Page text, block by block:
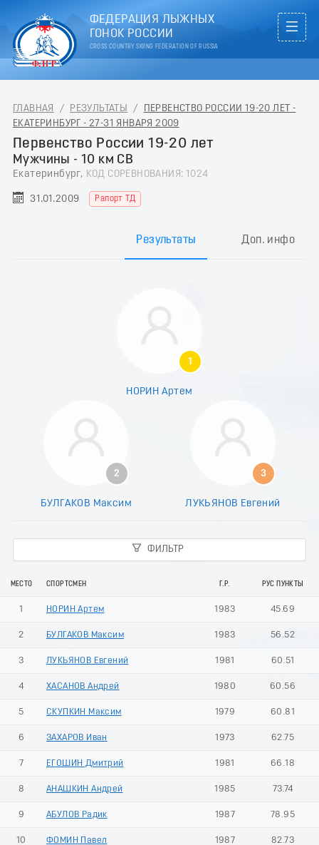
ФЕДЕРАЦИЯ ЛЫЖНЫХ
ГОНОК РОССИИ
CROSS COUNTRY SKIING FEDERATION OF RUSSIA
ГЛАВНАЯ / РЕЗУЛЬТАТЫ /
ПЕРВЕНСТВО РОССИИ 19-20 ЛЕТ -
ЕКАТЕРИНБУРГ - 27-31 ЯНВАРЯ 2009
Первенство России 19-20 лет
Мужчины - 10 км СВ
Екатеринбург, КОД СОРЕВНОВАНИЯ: 1024
31.01.2009 Рапорт ТД
Результаты Доп. инфо
1
НОРИН Артем
2
БУЛГАКОВ Максим
3
ЛУКЬЯНОВ Евгений
ФИЛЬТР
МЕСТО СПОРТСМЕН Г.Р. РУС ПУНКТЫ
1 НОРИН Артем 1983 45.69
2 БУЛГАКОВ Максим 1983 56.52
3 ЛУКЬЯНОВ Евгений 1981 60.51
4 ХАСАНОВ Андрей 1980 60.56
5 СКУПКИН Максим 1979 60.81
6 ЗАХАРОВ Иван 1973 62.75
7 ЕГОШИН Дмитрий 1981 66.18
8 АНАШКИН Андрей 1985 73.74
9 АБУЛОВ Радик 1987 78.95
10 ФОМИН Павел 1987 82.73